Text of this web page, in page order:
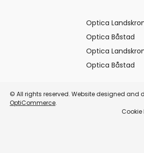
Optica
Optica Båstad
Optica
Optica Båstad
© All rights reserved. Website designed and
OptiCommerce.
Cookie